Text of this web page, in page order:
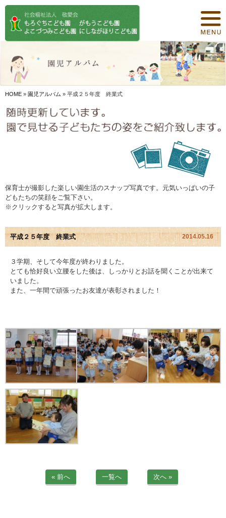
HOME » 園児アルバム » 平成２５年度 終業式
保育士が撮影した楽しい園生活のスナップ写真です。元気いっぱいの子
どもたちの笑顔をご覧下さい。
※クリックすると写真が拡大します。
平成２５年度 終業式 2014.05.16
３学期、そして今年度が終わりました。
とても恰好良い立腰をした後は、しっかりとお話を聞くことが出来て
いました。
また、一年間で頑張ったお友達が表彰されました！
« 前へ 一覧へ 次へ »
保育について
食事について
オリジナル保育
年間行事
お知らせ
園児アルバム
入園のご案内
プライバシーポリシー
ケイアイクラブ
法人詳細情報